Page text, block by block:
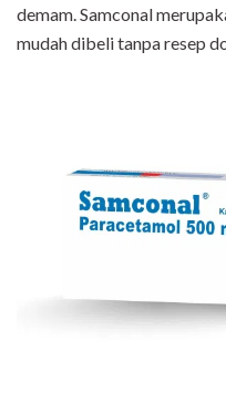
demam. Samconal
mudah dibeli tanpa resep